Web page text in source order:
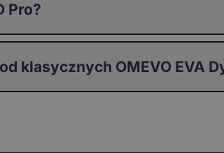
Pro?
klasycznych OMEVO EVA